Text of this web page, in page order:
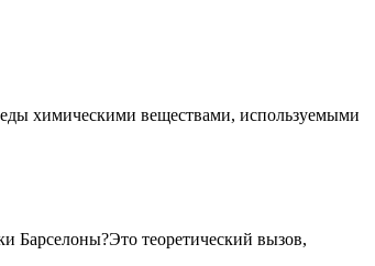
химическими веществами, используемыми
Барселоны?Это теоретический вызов,